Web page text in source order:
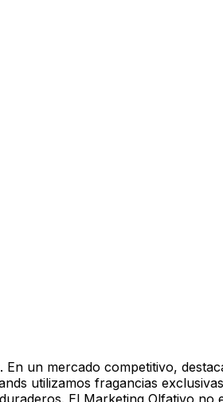
un mercado competitivo,
utilizamos fragancias
El Marketing Olfativo no